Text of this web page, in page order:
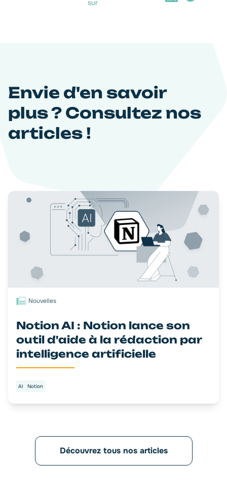
sur
Envie d'en savoir
plus ? Consultez nos
articles !
Nouvelles
Notion AI : Notion lance son
outil d'aide à la rédaction par
intelligence artificielle
AI Notion
Découvrez tous nos articles